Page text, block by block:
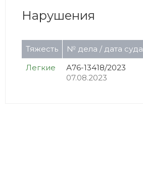
Нарушения
Тяжесть № дела / дата суда
Легкие
А76-13418/2023
07.08.2023